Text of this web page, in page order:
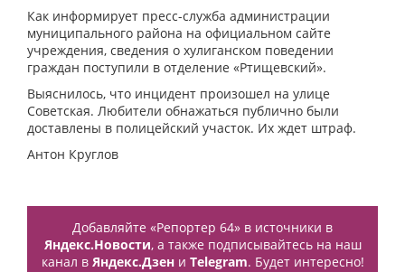
Как информирует пресс-служба администрации
муниципального района на официальном сайте
учреждения, сведения о хулиганском поведении
граждан поступили в отделение «Ртищевский».
Выяснилось, что инцидент произошел на улице
Советская. Любители обнажаться публично были
доставлены в полицейский участок. Их ждет штраф.
Антон Круглов
Добавляйте «Репортер 64» в источники в
Яндекс.Новости, а также подписывайтесь на наш
канал в Яндекс.Дзени Telegram. Будет интересно!